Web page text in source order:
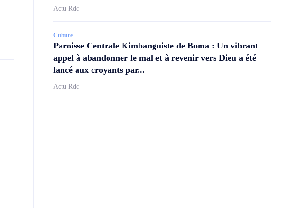
Actu Rdc
Culture
Paroisse Centrale Kimbanguiste de Boma : Un vibrant
appel à abandonner le mal et à revenir vers Dieu a été
lancé aux croyants par...
Actu Rdc